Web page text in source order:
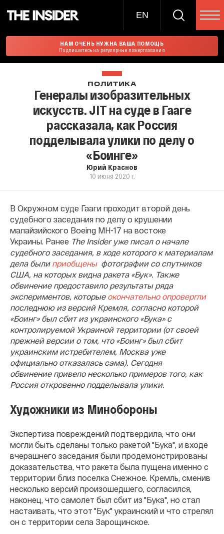
EN
НАМ ОЧЕНЬ НУЖНА ВАША ПОМОЩЬ
Подпишитесь на регулярные пожертвования
ПОЛИТИКА
Генералы изобразительных
искусств. JIT на суде в Гааге
рассказала, как Россия
подделывала улики по делу о
«Боинге»
Юрий Краснов
10 июня 2020 г.
В Окружном суде Гааги проходит второй день
судебного заседания по делу о крушении
малайзийского Boeing MH-17 на востоке
Украины. Ранее The Insider уже писал о начале
судебного заседания, в ходе которого к материалам
дела были приобщеныфотографии со спутников
США, на которых видна ракета «Бук». Также
обвинение предоставило результаты ряда
экспериментов, которые окончательно опровергли
последнюю из версий Кремля, согласно которой
«Боинг» был сбит из украинского «Бука» с
контролируемой Украиной территории (от своей
прежней версии о том, что «Боинг» был сбит
украинским истребителем, Москва уже
официально отказалась сама). Сегодня
обвинение привело несколько примеров того, как
Россия откровенно подделывала улики.
Художники из Минобороны
Экспертиза повреждений подтвердила, что они
могли быть сделаны только ракетой "Бука", и входе
вчерашнего заседания были продемонстрированы
доказательства, что ракета была пущена именно с
территории близ поселка Снежное. Кремль, сменив
несколько версий произошедшего, согласился,
наконец, что самолет был сбит из "Бука", но стал
настаивать, что этот "Бук" украинский и что стрелял
он с территории села Зарощинское.